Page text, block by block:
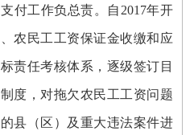
付工作负总责。自2017年开
农民工工资保证金收缴和应
责任考核体系，逐级签订目
度，对拖欠农民工工资问题
县（区）及重大违法案件进